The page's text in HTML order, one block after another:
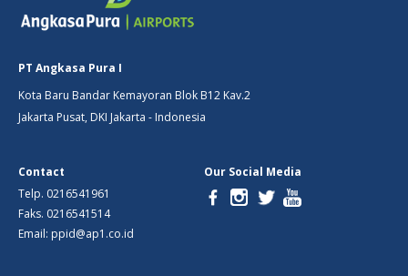
PT Angkasa Pura I
Kota Baru Bandar Kemayoran Blok B12 Kav.2
Jakarta Pusat, DKI Jakarta - Indonesia
Contact
Telp. 0216541961
Faks. 0216541514
Email: ppid@ap1.co.id
Our Social Media